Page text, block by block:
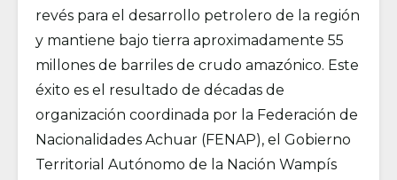
revés para el desarrollo petrolero de la región
y mantiene bajo tierra aproximadamente 55
millones de barriles de crudo amazónico. Este
éxito es el resultado de décadas de
organización coordinada por la Federación de
Nacionalidades Achuar (FENAP), el Gobierno
Territorial Autónomo de la Nación Wampís